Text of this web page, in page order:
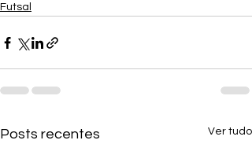
Futsal
Posts recentes Ver tudo